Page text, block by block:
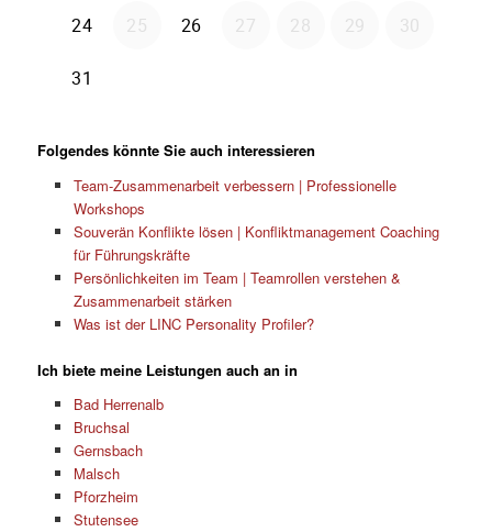
Folgendes könnte Sie auch interessieren
Team-Zusammenarbeit verbessern | Professionelle
Workshops
Souverän Konflikte lösen | Konfliktmanagement Coaching
für Führungskräfte
Persönlichkeiten im Team | Teamrollen verstehen &
Zusammenarbeit stärken
Was ist der LINC Personality Profiler?
Ich biete meine Leistungen auch an in
Bad Herrenalb
Bruchsal
Gernsbach
Malsch
Pforzheim
Stutensee